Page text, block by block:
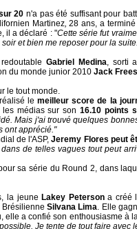
20 n'a pas été suffisant pour
Martinez, 28 ans, a
il a déclaré : "Cette série fut
et bien me reposer pour la
Gabriel Medina, sorti
du monde junior 2010 Jack
le tout monde.
lemeilleur score de la
médias sur son 16.10 points
Mais j'ai trouvé quelques
ont apprécié."
de l'ASP,Jeremy Flores peut
de telles vagues tout peut
sa série du Round 2, dans
la jeune Lakey Petersona créé
Silvana Lima. Elle
elle a confié son enthousiasme à
Je tente de tout faire avec